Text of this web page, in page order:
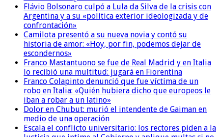
Flávio Bolsonaro culpó a Lula da Silva de la crisis con
Argentina y a su «política exterior ideologizada y de
confrontación»
Camilota presentó a su nueva novia y contó su
historia de amor: «Hoy, por fin, podemos dejar de
escondernos»
Franco Mastantuono se fue de Real Madrid y en Italia
lo recibió una multitud: jugará en Fiorentina
Franco Colapinto denunció que fue víctima de un
robo en Italia: «Quién hubiera dicho que europeos le
iban a robar a un latino»
Dolor en Chubut: murió el intendente de Gaiman en
medio de una operación
Escala el conflicto universitario: los rectores piden a la